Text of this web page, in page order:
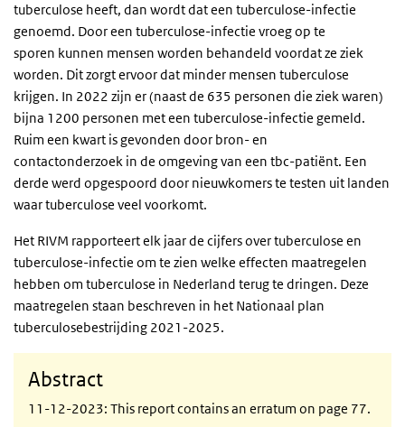
tuberculose heeft, dan wordt dat een tuberculose-infectie
genoemd. Door een tuberculose-infectie vroeg op te
sporen kunnen mensen worden behandeld voordat ze ziek
worden. Dit zorgt ervoor dat minder mensen tuberculose
krijgen. In 2022 zijn er (naast de 635 personen die ziek waren)
bijna 1200 personen met een tuberculose-infectie gemeld.
Ruim een kwart is gevonden door bron- en
contactonderzoek in de omgeving van een tbc-patiënt. Een
derde werd opgespoord door nieuwkomers te testen uit landen
waar tuberculose veel voorkomt.
Het RIVM rapporteert elk jaar de cijfers over tuberculose en
tuberculose-infectie om te zien welke effecten maatregelen
hebben om tuberculose in Nederland terug te dringen. Deze
maatregelen staan beschreven in het Nationaal plan
tuberculosebestrijding 2021-2025.
Abstract
11-12-2023: This report contains an erratum on page 77.